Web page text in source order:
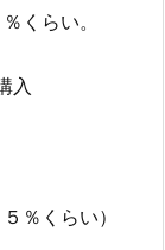
くらい。
入
％くらい）